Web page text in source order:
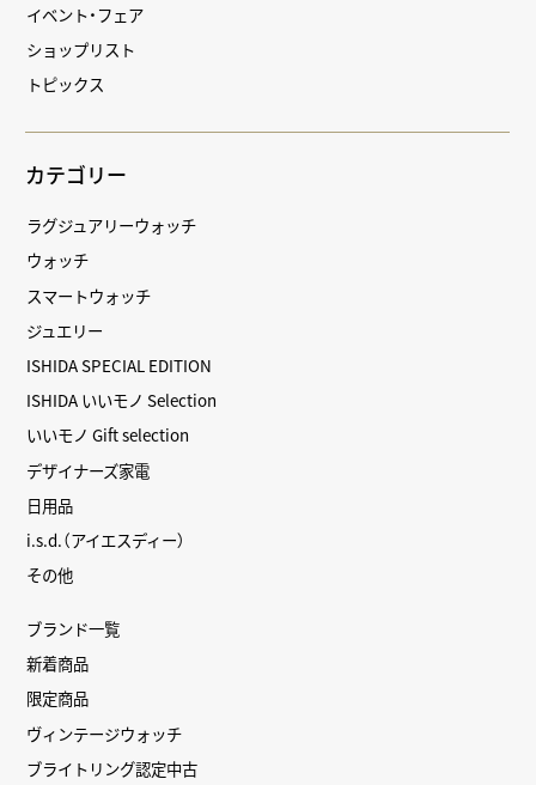
イベント・フェア
ショップリスト
トピックス
カテゴリー
ラグジュアリーウォッチ
ウォッチ
スマートウォッチ
ジュエリー
ISHIDA SPECIAL EDITION
ISHIDA いいモノ Selection
いいモノ Gift selection
デザイナーズ家電
日用品
i.s.d.（アイエスディー）
その他
ブランド一覧
新着商品
限定商品
ヴィンテージウォッチ
ブライトリング認定中古